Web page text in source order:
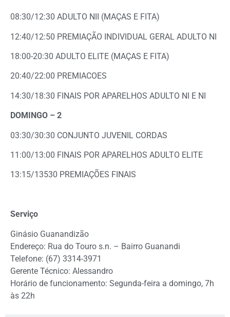
08:30/12:30 ADULTO NII (MAÇAS E FITA)
12:40/12:50 PREMIAÇÃO INDIVIDUAL GERAL ADULTO NI
18:00-20:30 ADULTO ELITE (MAÇAS E FITA)
20:40/22:00 PREMIACOES
14:30/18:30 FINAIS POR APARELHOS ADULTO NI E NI
DOMINGO – 2
03:30/30:30 CONJUNTO JUVENIL CORDAS
11:00/13:00 FINAIS POR APARELHOS ADULTO ELITE
13:15/13530 PREMIAÇÕES FINAIS
Serviço
Ginásio Guanandizão
Endereço: Rua do Touro s.n. – Bairro Guanandi
Telefone: (67) 3314-3971
Gerente Técnico: Alessandro
Horário de funcionamento: Segunda-feira a domingo, 7h
às 22h